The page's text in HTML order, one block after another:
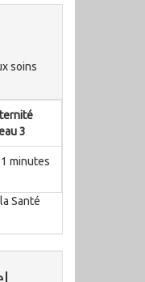
soins
3
minutes
Santé